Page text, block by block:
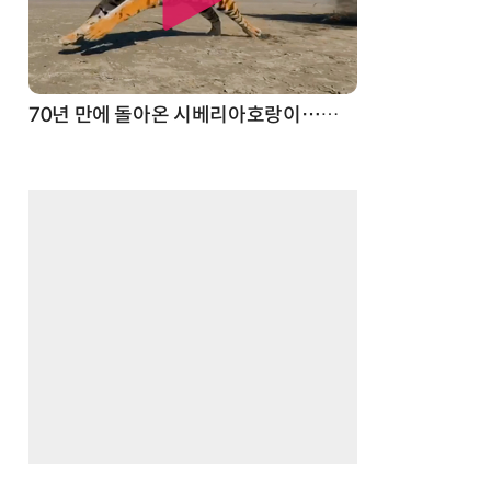
70년 만에 돌아온 시베리아호랑이…카자흐스탄 야생에 풀렸다